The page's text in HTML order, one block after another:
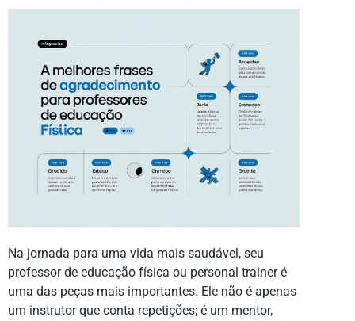
Na jornada para uma vida mais saudável, seu
professor de educação física ou personal trainer é
uma das peças mais importantes. Ele não é apenas
um instrutor que conta repetições; é um mentor,